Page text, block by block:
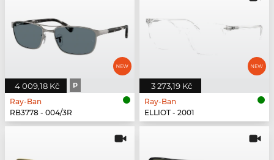
4 009,18 Kč P
Ray-Ban
RB3778 - 004/3R
3 273,19 Kč
Ray-Ban
ELLIOT - 2001